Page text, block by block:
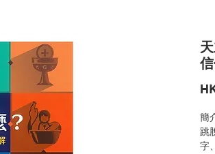
簡
跳
字